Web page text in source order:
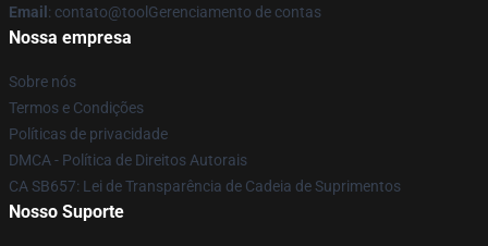
Email : contato@toolGerenciamento de contas
Nossa empresa
Sobre nós
Termos e Condições
Políticas de privacidade
DMCA - Política de Direitos Autorais
CA SB657: Lei de Transparência de Cadeia de Suprimentos
Nosso Suporte